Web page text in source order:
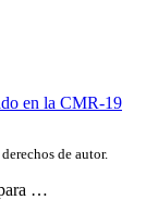
en la CMR-19
de autor.
…